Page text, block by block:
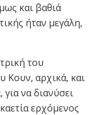
και βαθιά
ήταν μεγάλη,
του
Κουν, αρχικά, και
να διανύσει
ερχόμενος